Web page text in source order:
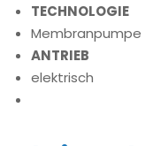
TECHNOLOGIE
Membranpumpe
ANTRIEB
elektrisch